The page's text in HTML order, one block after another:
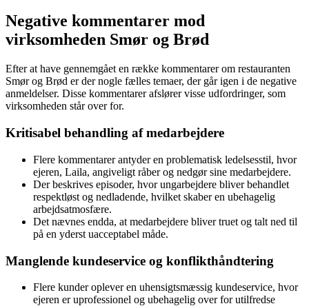
Negative kommentarer mod
virksomheden Smør og Brød
Efter at have gennemgået en række kommentarer om restauranten
Smør og Brød er der nogle fælles temaer, der går igen i de negative
anmeldelser. Disse kommentarer afslører visse udfordringer, som
virksomheden står over for.
Kritisabel behandling af medarbejdere
Flere kommentarer antyder en problematisk ledelsesstil, hvor
ejeren, Laila, angiveligt råber og nedgør sine medarbejdere.
Der beskrives episoder, hvor ungarbejdere bliver behandlet
respektløst og nedladende, hvilket skaber en ubehagelig
arbejdsatmosfære.
Det nævnes endda, at medarbejdere bliver truet og talt ned til
på en yderst uacceptabel måde.
Manglende kundeservice og konflikthåndtering
Flere kunder oplever en uhensigtsmæssig kundeservice, hvor
ejeren er uprofessionel og ubehagelig over for utilfredse